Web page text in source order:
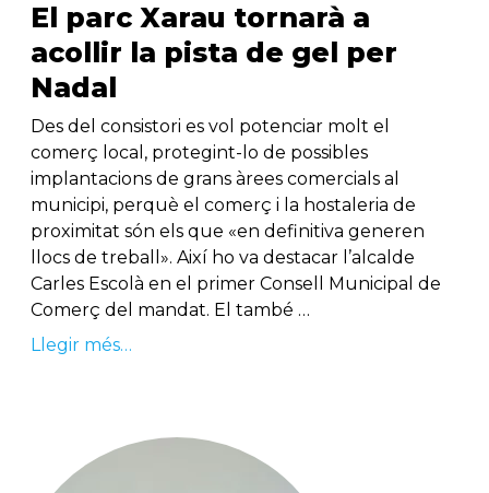
El parc Xarau tornarà a
acollir la pista de gel per
Nadal
Des del consistori es vol potenciar molt el
comerç local, protegint-lo de possibles
implantacions de grans àrees comercials al
municipi, perquè el comerç i la hostaleria de
proximitat són els que «en definitiva generen
llocs de treball». Així ho va destacar l’alcalde
Carles Escolà en el primer Consell Municipal de
Comerç del mandat. El també …
Llegir més…